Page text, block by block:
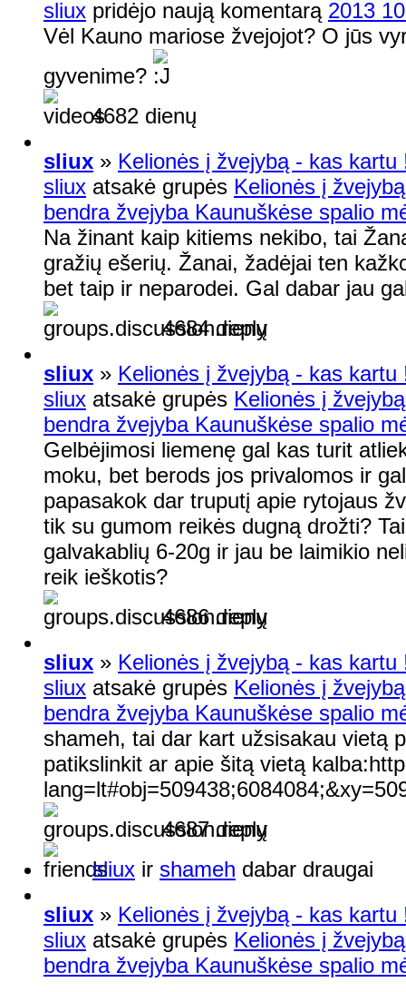
sliux pridėjo naują komentarą 2013
Vėl Kauno mariose žvejojot? O jūs
gyvenime?
4682 dienų
sliux » Kelionės į žvejybą - kas kartu
sliux atsakė grupės Kelionės į
bendra žvejyba Kaunuškėse spalio
Na žinant kaip kitiems nekibo, tai
gražių ešerių. Žanai, žadėjai ten
bet taip ir neparodei. Gal dabar jau
4684 dienų
sliux » Kelionės į žvejybą - kas kartu
sliux atsakė grupės Kelionės į
bendra žvejyba Kaunuškėse spalio
Gelbėjimosi liemenę gal kas turit
moku, bet berods jos privalomos ir
papasakok dar truputį apie rytojaus
tik su gumom reikės dugną drožti?
galvakablių 6-20g ir jau be laimikio
reik ieškotis?
4686 dienų
sliux » Kelionės į žvejybą - kas kartu
sliux atsakė grupės Kelionės į
bendra žvejyba Kaunuškėse spalio
shameh, tai dar kart užsisakau vietą
patikslinkit ar apie šitą vietą
4687 dienų
sliux ir shameh dabar draugai
sliux » Kelionės į žvejybą - kas kartu
sliux atsakė grupės Kelionės į
bendra žvejyba Kaunuškėse spalio